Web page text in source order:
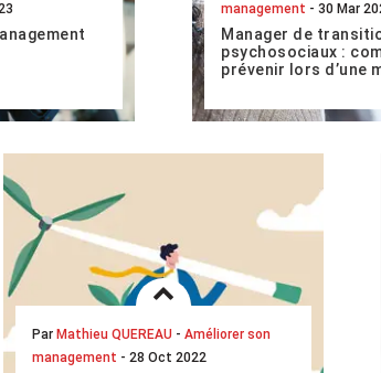
chose à
management - 30 Mar
Manager de
psychosociaux :
prévenir lors d’une
OpinionWay pour
psychologique. Une
LIRE L'ARTICLE
Par Mathieu QUEREAU -Améliorer son
management - 28 Oct 2022